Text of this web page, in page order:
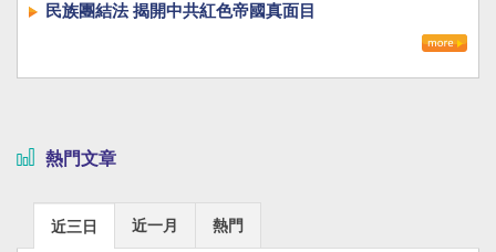
民族團結法 揭開中共紅色帝國真面目
熱門文章
近三日 近一月 熱門